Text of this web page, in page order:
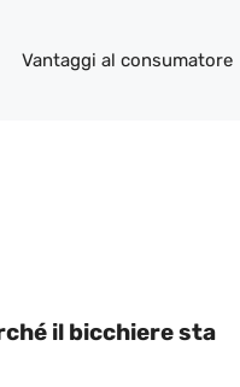
Vantaggi al consumatore
il bicchiere sta